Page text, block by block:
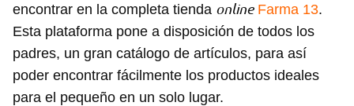
encontrar en la completa tienda online Farma 13.
Esta plataforma pone a disposición de todos los
padres, un gran catálogo de artículos, para así
poder encontrar fácilmente los productos ideales
para el pequeño en un solo lugar.